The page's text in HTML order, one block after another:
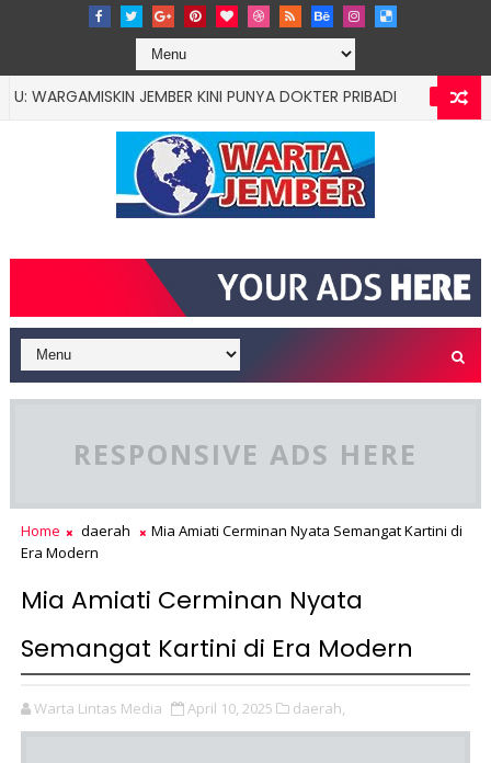
JEMBER KINI PUNYA DOKTER PRIBADI EDUCATION
RESPONSIVE ADS HERE
Home daerah
Mia Amiati Cerminan Nyata Semangat Kartini di
Era Modern
Mia Amiati Cerminan Nyata
Semangat Kartini di Era Modern
Warta Lintas Media April 10, 2025 daerah,